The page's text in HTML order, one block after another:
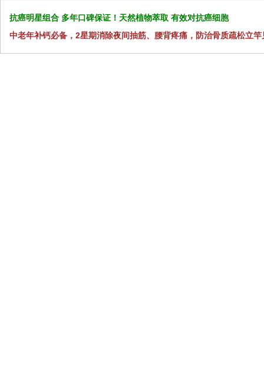
抗癌明星组合 多年口碑保证！天然植物萃取 有效对抗癌细胞
中老年补钙必备，2星期消除夜间抽筋、腰背疼痛，防治骨质疏松立竿